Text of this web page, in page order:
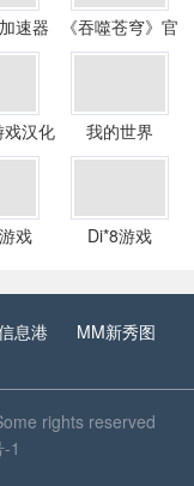
速器
《吞噬苍穹》官
方网站
汉化
我的世界
Minecraft游戏网
戏 Di*8游戏
息港
MM新秀图
rights reserved
1